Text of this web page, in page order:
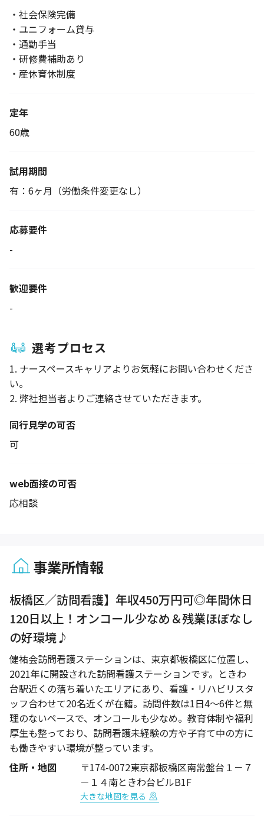
・社会保険完備
・ユニフォーム貸与
・通勤手当
・研修費補助あり
・産休育休制度
定年
60歳
試用期間
有：6ヶ月（労働条件変更なし）
応募要件
-
歓迎要件
-
選考プロセス
1. ナースペースキャリアよりお気軽にお問い合わせくださ
い。
2. 弊社担当者よりご連絡させていただきます。
同行見学の可否
可
web面接の可否
応相談
事業所情報
板橋区／訪問看護】年収450万円可◎年間休日
120日以上！オンコール少なめ＆残業ほぼなし
の好環境♪
健祐会訪問看護ステーションは、東京都板橋区に位置し、
2021年に開設された訪問看護ステーションです。ときわ
台駅近くの落ち着いたエリアにあり、看護・リハビリスタ
ッフ合わせて20名近くが在籍。訪問件数は1日4～6件と無
理のないペースで、オンコールも少なめ。教育体制や福利
厚生も整っており、訪問看護未経験の方や子育て中の方に
も働きやすい環境が整っています。
住所・地図
〒174-0072東京都板橋区南常盤台１－７
－１４南ときわ台ビルB1F
大きな地図を見る